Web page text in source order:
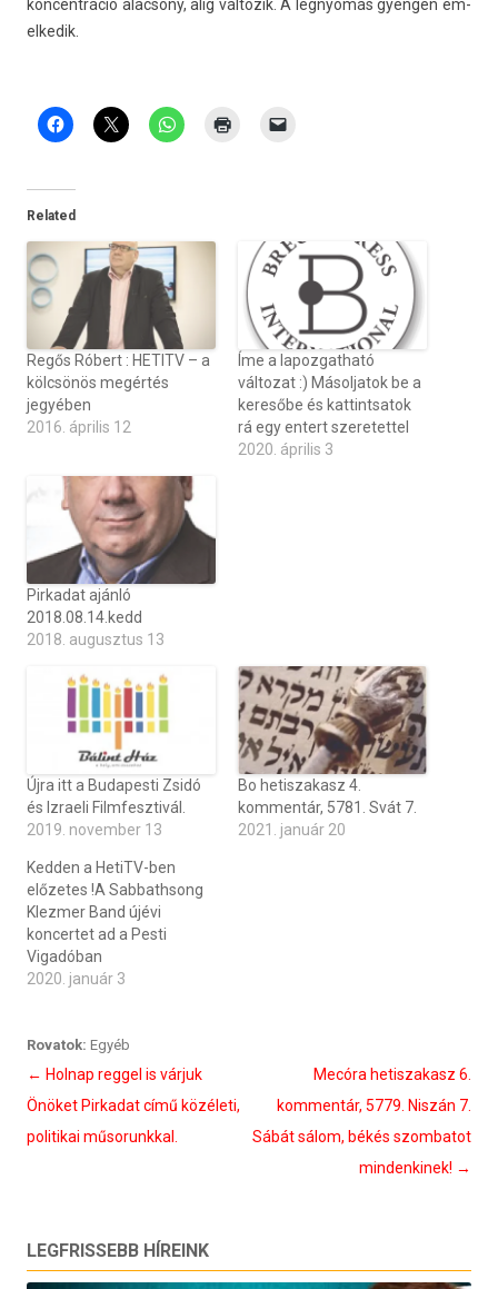
koncentráció al­ac­sony, alig vál­tozik. A légnyomás gyengén em­
el­kedik.
Related
Regős Róbert : HETITV – a
kölcsönös megértés
jegyében
2016. április 12
Íme a lapozgatható
változat :) Másoljatok be a
keresőbe és kattintsatok
rá egy entert szeretettel
2020. április 3
Pirkadat ajánló
2018.08.14.kedd
2018. augusztus 13
Újra itt a Budapesti Zsidó
és Izraeli Filmfesztivál.
2019. november 13
Bo hetiszakasz 4.
kommentár, 5781. Svát 7.
2021. január 20
Kedden a HetiTV-ben
előzetes !A Sabbathsong
Klezmer Band újévi
koncertet ad a Pesti
Vigadóban
2020. január 3
Rovatok: Egyéb
Bejegyzés
navigáció
← Holnap reggel is várjuk
Önöket Pirkadat című közéleti,
politikai műsorunkkal.
Mecóra hetiszakasz 6.
kommentár, 5779. Niszán 7.
Sábát sálom, békés szombatot
mindenkinek! →
LEGFRISSEBB HÍREINK